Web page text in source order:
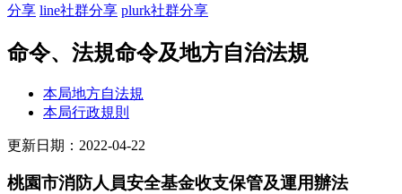
分享 line社群分享 plurk社群分享
命令、法規命令及地方自治法規
本局地方自法規
本局行政規則
更新日期：2022-04-22
桃園市消防人員安全基金收支保管及運用辦法